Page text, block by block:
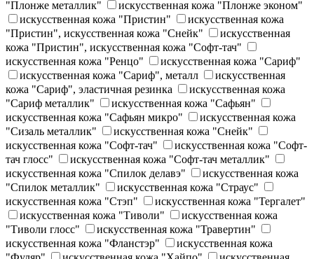
"Плонже металлик"
искусственная кожа "Плонже эконом"
искусственная кожа "Пристин"
искусственная кожа
"Пристин", искусственная кожа "Снейк"
искусственная
кожа "Пристин", искусственная кожа "Софт-тач"
искусственная кожа "Ренцо"
искусственная кожа "Сариф"
искусственная кожа "Сариф", металл
искусственная
кожа "Сариф", эластичная резинка
искусственная кожа
"Сариф металлик"
искусственная кожа "Сафьян"
искусственная кожа "Сафьян микро"
искусственная кожа
"Сизаль металлик"
искусственная кожа "Снейк"
искусственная кожа "Софт-тач"
искусственная кожа "Софт-
тач глосс"
искусственная кожа "Софт-тач металлик"
искусственная кожа "Спилок делавэ"
искусственная кожа
"Спилок металлик"
искусственная кожа "Страус"
искусственная кожа "Стэп"
искусственная кожа "Тергалет"
искусственная кожа "Тиволи"
искусственная кожа
"Тиволи глосс"
искусственная кожа "Травертин"
искусственная кожа "Фланстэр"
искусственная кожа